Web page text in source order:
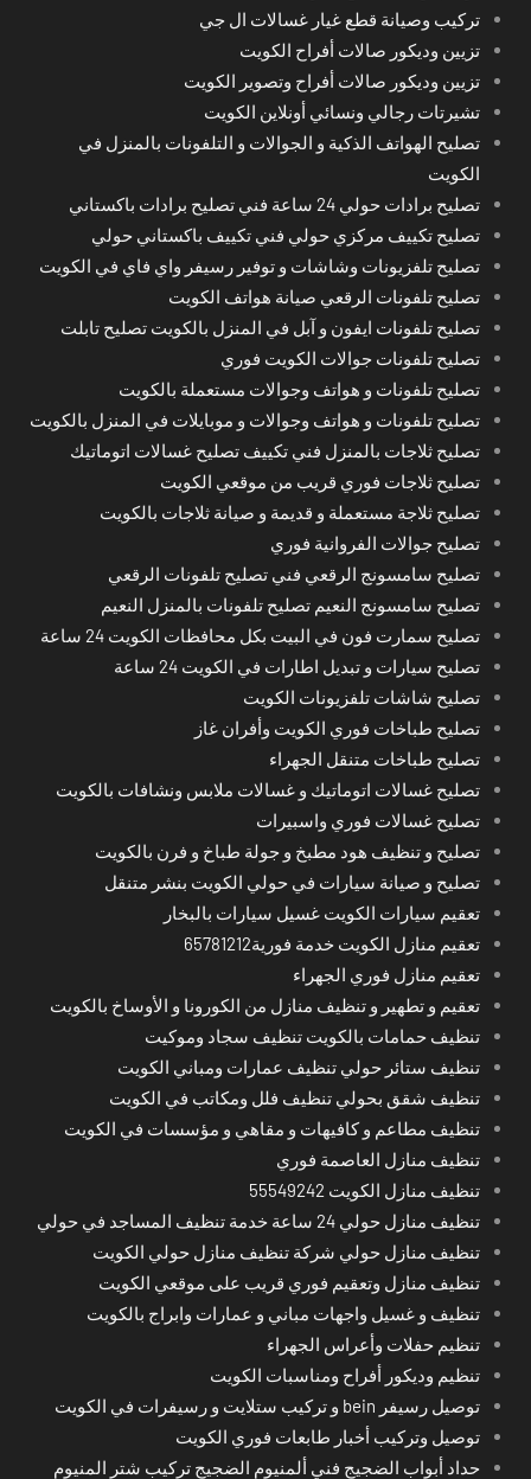
تركيب وصيانة قطع غيار غسالات ال جي
تزيين وديكور صالات أفراح الكويت
تزيين وديكور صالات أفراح وتصوير الكويت
تشيرتات رجالي ونسائي أونلاين الكويت
تصليح الهواتف الذكية و الجوالات و التلفونات بالمنزل في
الكويت
تصليح برادات حولي 24 ساعة فني تصليح برادات باكستاني
تصليح تكييف مركزي حولي فني تكييف باكستاني حولي
تصليح تلفزيونات وشاشات و توفير رسيفر واي فاي في الكويت
تصليح تلفونات الرقعي صيانة هواتف الكويت
تصليح تلفونات ايفون و آبل في المنزل بالكويت تصليح تابلت
تصليح تلفونات جوالات الكويت فوري
تصليح تلفونات و هواتف وجوالات مستعملة بالكويت
تصليح تلفونات و هواتف وجوالات و موبايلات في المنزل بالكويت
تصليح ثلاجات بالمنزل فني تكييف تصليح غسالات اتوماتيك
تصليح ثلاجات فوري قريب من موقعي الكويت
تصليح ثلاجة مستعملة و قديمة و صيانة ثلاجات بالكويت
تصليح جوالات الفروانية فوري
تصليح سامسونج الرقعي فني تصليح تلفونات الرقعي
تصليح سامسونج النعيم تصليح تلفونات بالمنزل النعيم
تصليح سمارت فون في البيت بكل محافظات الكويت 24 ساعة
تصليح سيارات و تبديل اطارات في الكويت 24 ساعة
تصليح شاشات تلفزيونات الكويت
تصليح طباخات فوري الكويت وأفران غاز
تصليح طباخات متنقل الجهراء
تصليح غسالات اتوماتيك و غسالات ملابس ونشافات بالكويت
تصليح غسالات فوري واسبيرات
تصليح و تنظيف هود مطبخ و جولة طباخ و فرن بالكويت
تصليح و صيانة سيارات في حولي الكويت بنشر متنقل
تعقيم سيارات الكويت غسيل سيارات بالبخار
تعقيم منازل الكويت خدمة فورية65781212
تعقيم منازل فوري الجهراء
تعقيم و تطهير و تنظيف منازل من الكورونا و الأوساخ بالكويت
تنظيف حمامات بالكويت تنظيف سجاد وموكيت
تنظيف ستائر حولي تنظيف عمارات ومباني الكويت
تنظيف شقق بحولي تنظيف فلل ومكاتب في الكويت
تنظيف مطاعم و كافيهات و مقاهي و مؤسسات في الكويت
تنظيف منازل العاصمة فوري
تنظيف منازل الكويت 55549242
تنظيف منازل حولي 24 ساعة خدمة تنظيف المساجد في حولي
تنظيف منازل حولي شركة تنظيف منازل حولي الكويت
تنظيف منازل وتعقيم فوري قريب على موقعي الكويت
تنظيف و غسيل واجهات مباني و عمارات وابراج بالكويت
تنظيم حفلات وأعراس الجهراء
تنظيم وديكور أفراح ومناسبات الكويت
توصيل رسيفر bein و تركيب ستلايت و رسيفرات في الكويت
توصيل وتركيب أخبار طابعات فوري الكويت
حداد أبواب الضجيج فني ألمنيوم الضجيج تركيب شتر المنيوم